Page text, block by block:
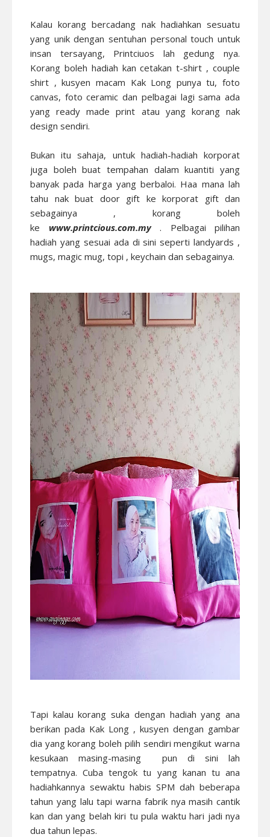
Kalau korang bercadang nak hadiahkan sesuatu
yang unik dengan sentuhan personal touch untuk
insan tersayang, Printciuos lah gedung nya.
Korang boleh hadiah kan cetakan t-shirt , couple
shirt , kusyen macam Kak Long punya tu, foto
canvas, foto ceramic dan pelbagai lagi sama ada
yang ready made print atau yang korang nak
design sendiri.
Bukan itu sahaja, untuk hadiah-hadiah korporat
juga boleh buat tempahan dalam kuantiti yang
banyak pada harga yang berbaloi. Haa mana lah
tahu nak buat door gift ke korporat gift dan
sebagainya , korang boleh
ke www.printcious.com.my. Pelbagai pilihan
hadiah yang sesuai ada di sini seperti landyards ,
mugs, magic mug, topi , keychain dan sebagainya.
Tapi kalau korang suka dengan hadiah yang ana
berikan pada Kak Long , kusyen dengan gambar
dia yang korang boleh pilih sendiri mengikut warna
kesukaan masing-masing pun di sini lah
tempatnya. Cuba tengok tu yang kanan tu ana
hadiahkannya sewaktu habis SPM dah beberapa
tahun yang lalu tapi warna fabrik nya masih cantik
kan dan yang belah kiri tu pula waktu hari jadi nya
dua tahun lepas.